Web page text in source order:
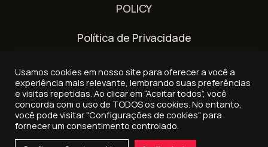
POLICY
Política de Privacidade
Política de entrega e reembolso
© 2026 - Skintrade.org
Usamos cookies em nosso site para oferecer a você a
experiência mais relevante, lembrando suas preferências
e visitas repetidas. Ao clicar em “Aceitar todos”, você
concorda com o uso de TODOS os cookies. No entanto,
você pode visitar "Configurações de cookies" para
fornecer um consentimento controlado.